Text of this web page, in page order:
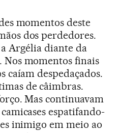
momentos deste
dos perdedores.
Argélia diante da
Nos momentos finais
caíam despedaçados.
de câimbras.
Mas continuavam
espatifando-
inimigo em meio ao